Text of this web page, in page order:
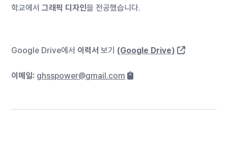
학교에서그래픽 디자인을 전공했습니다.
Google Drive에서 이력서 보기 (Google Drive)
이메일: ghsspower@gmail.com